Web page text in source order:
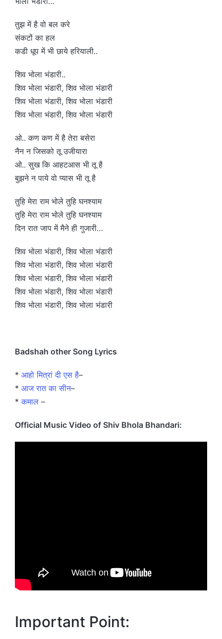
तुझ में है वो बल करे
संकटों का हल
कडी धूप में भी छाये हरियाली..
शिव भोला भंडारी..
शिव भोला भंडारी, शिव भोला भंडारी
शिव भोला भंडारी, शिव भोला भंडारी
शिव भोला भंडारी, शिव भोला भंडारी
ओ.. कण कण में है तेरा बसेरा
नैन न जिसको तू उजीयारा
ओ.. सुख कि आहटआस भी तू है
बुझने न पाये वो प्यास भी तू है
तुहि मेरा राम भोले तुहि घनश्याम
तुहि मेरा राम भोले तुहि घनश्याम
दिन रात जाप में मैने ही गुजारी…
शिव भोला भंडारी, शिव भोला भंडारी
शिव भोला भंडारी, शिव भोला भंडारी
शिव भोला भंडारी, शिव भोला भंडारी
शिव भोला भंडारी, शिव भोला भंडारी
शिव भोला भंडारी, शिव भोला भंडारी
Badshah other Song Lyrics
* आहो मित्रां दी एस है–
* आज रात का सीन–
*कमाल –
Official Music Video of Shiv Bhola Bhandari:
Important Point: